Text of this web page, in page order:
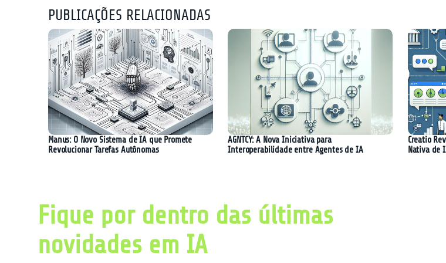
PUBLICAÇÕES RELACIONADAS
Manus: O Novo Sistema de IA que Promete
Revolucionar Tarefas Autônomas
AGNTCY: A Nova Iniciativa para
Interoperabilidade entre Agentes de IA
Creatio
Nativa de
Fique por dentro das últimas
novidades em IA